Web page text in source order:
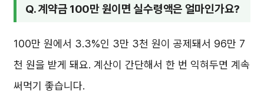
Q. 계약금 100만 원이면 실수령액은 얼마인가요?
100만 원에서 3.3%인 3만 3천 원이 공제돼서 96만 7
천 원을 받게 돼요. 계산이 간단해서 한 번 익혀두면 계속
써먹기 좋습니다.